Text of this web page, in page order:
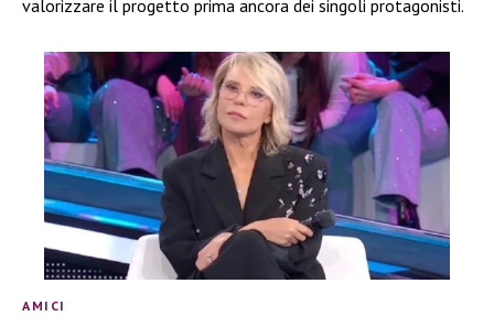
valorizzare il progetto prima ancora dei singoli protagonisti.
AMICI